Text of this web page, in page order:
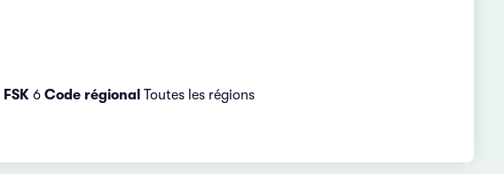
FSK6 Code régional Toutes les régions